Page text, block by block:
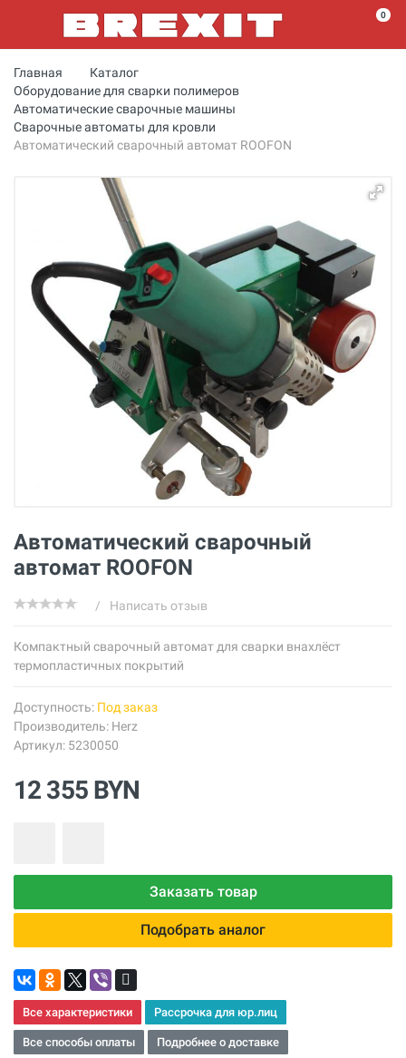
0
Главная
Каталог
Оборудование для сварки полимеров
Автоматические сварочные машины
Сварочные автоматы для кровли
Автоматический сварочный автомат ROOFON
Автоматический сварочный
автомат ROOFON
/ Написать отзыв
Компактный сварочный автомат для сварки внахлёст
термопластичных покрытий
Доступность: Под заказ
Производитель: Herz
Артикул: 5230050
12 355 BYN
Заказать товар
Подобрать аналог
Все характеристики Рассрочка для юр.лиц
Все способы оплаты Подробнее о доставке